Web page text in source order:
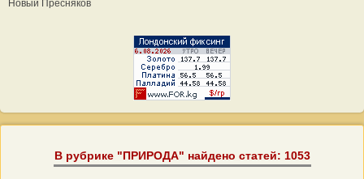
Новый Пресняков
В рубрике "ПРИРОДА" найдено статей: 1053